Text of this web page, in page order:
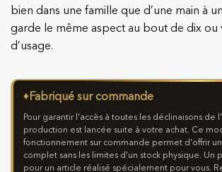
bien dans une famille que d’une main à
garde le même aspect au bout de dix ou
d’usage.
♦ Fabriqué sur commande
Pour garantir l'accès à toutes les déclinaisons de
production est lancée suite à votre achat. Ce
fonctionnement sur commande permet d'offrir
complet sans les limites d'un stock physique. Un
pour un article réalisé spécialement pour vous.